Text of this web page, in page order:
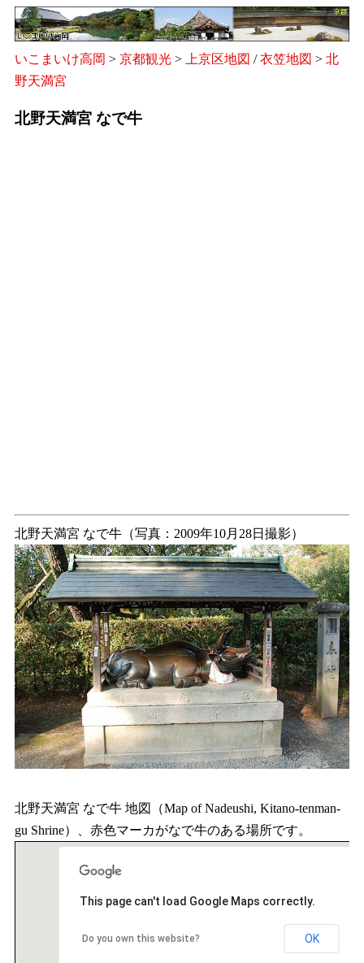
いこまいけ高岡 > 京都観光 > 上京区地図 /衣笠地図 > 北
野天満宮
北野天満宮 なで牛
北野天満宮 なで牛（写真：2009年10月28日撮影）
北野天満宮 なで牛 地図（Map of Nadeushi, Kitano-tenman-
gu Shrine）、赤色マーカがなで牛のある場所です。
This page can't load Google Maps correctly.
Do you own this website? OK